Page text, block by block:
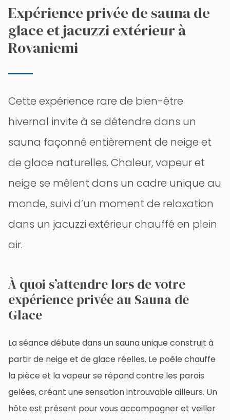
Expérience privée de sauna de
glace et jacuzzi extérieur à
Rovaniemi
Cette expérience rare de bien-être
hivernal invite à se détendre dans un
sauna façonné entièrement de neige et
de glace naturelles. Chaleur, vapeur et
neige se mêlent dans un cadre unique au
monde, suivi d’un moment de relaxation
dans un jacuzzi extérieur chauffé en plein
air.
À quoi s’attendre lors de votre
expérience privée au Sauna de
Glace
La séance débute dans un sauna unique construit à
partir de neige et de glace réelles. Le poêle chauffe
la pièce et la vapeur se répand contre les parois
gelées, créant une sensation introuvable ailleurs. Un
hôte est présent pour vous accompagner et veiller